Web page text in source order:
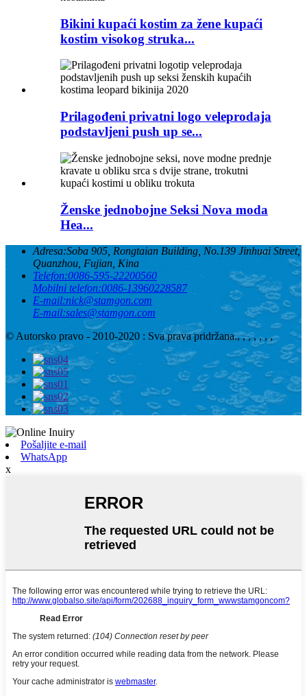
Bikini kupaći kostim za žene kupaći
kostim visokog struka...
Prilagođeni privatni logo veleprodaja
podstavljeni push up se...
Ženske jednobojne Seksi Nova moda
Hea...
Adresa:Soba 905, Rongtaian Building, No.139 Jinhuai Street,
Quanzhou, Fujian, Kina
Telefon:0086-595-22200560
Mobilni telefon:0086-13960228587
E-mail:nick@stamgon.com
E-mail:sales@stamgon.com
© Autorsko pravo - 2010-2020 : Sva prava pridržana., , , , , , ,
Pošaljite e-mail
WhatsApp
x